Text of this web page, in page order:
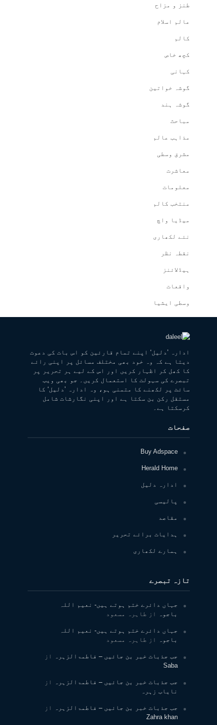
طنز و مزاح
عالم اسلام
کالم
کچھ خاص
کہانی
گوشہ خواتین
گوشہ ہند
مباحث
مذاہب عالم
مشرق وسطی
معاشرت
معلومات
منتخب کالم
میڈیا واچ
نئے لکھاری
نقطہ نظر
ہیڈلائنز
واقعات
وسطی ایشیا
ادارہ ’دلیل‘ اپنے تمام قارئین کو اس بات کی دعوت
دیتا ہے کہ وہ خود بھی مختلف مسائل پر اپنی رائے
کا کھل کر اظہار کریں اور اس کے لیے ہر تحریر پر
تبصرے کی سہولت کا استعمال کریں۔ جو بھی ویب
سائٹ پر لکھنے کا متمنی ہو، وہ ادارہ ’دلیل‘ کا
مستقل رکن بن سکتا ہے اور اپنی نگارشات شامل
کرسکتا ہے۔
صفحات
Buy Adspace
Herald Home
ادارہ دلیل
پالیسی
مقاصد
ہدایات برائے تحریر
ہمارے لکھاری
تازہ تبصرے
جہاں دائرے ختم ہوتے ہیں- نعیم اللہ
باجوہ
از طاہرہ مسعود
جہاں دائرے ختم ہوتے ہیں- نعیم اللہ
باجوہ
از طاہرہ مسعود
جب جذبات خبر بن جائیں – فاطمۃالزہرہ
از
Saba
جب جذبات خبر بن جائیں – فاطمۃالزہرہ
از
نایاب زہرہ
جب جذبات خبر بن جائیں – فاطمۃالزہرہ
از
Zahra khan